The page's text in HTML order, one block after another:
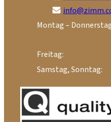
Montag –
Freitag:
Samstag, Sonntag: